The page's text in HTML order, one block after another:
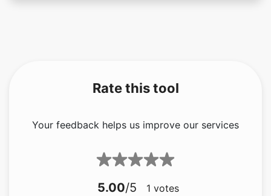
Rate this tool
Your feedback helps us improve our services
5.00/5 1 votes